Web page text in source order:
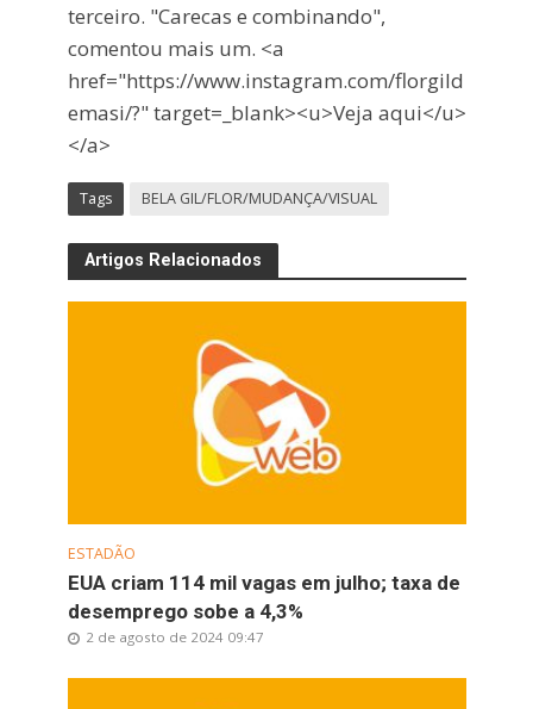
terceiro. "Carecas e combinando",
comentou mais um. <a
href="https://www.instagram.com/florgild
emasi/?" target=_blank><u>Veja aqui</u>
</a>
Tags BELA GIL/FLOR/MUDANÇA/VISUAL
Artigos Relacionados
ESTADÃO
EUA criam 114 mil vagas em julho; taxa de
desemprego sobe a 4,3%
2 de agosto de 2024 09:47